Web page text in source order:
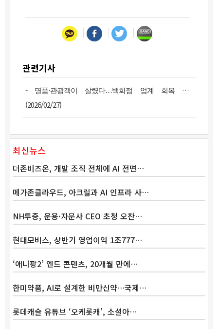
관련기사
- 명품·관광객이 살렸다…백화점 업계 회복 신호
(2026/02/27)
최신뉴스
더존비즈온, 개발 조직 전체에 AI 전면…
메가존클라우드, 아크릴과 AI 인프라 사…
NH투증, 운용·자문사 CEO 초청 오찬…
현대모비스, 상반기 영업이익 1조777…
‘애니팡2’ 엔드 콘텐츠, 20개월 만에…
한미약품, AI로 설계한 비만신약…국제…
롯데캐슬 유튜브 ‘오케롯캐’, 소셜아…